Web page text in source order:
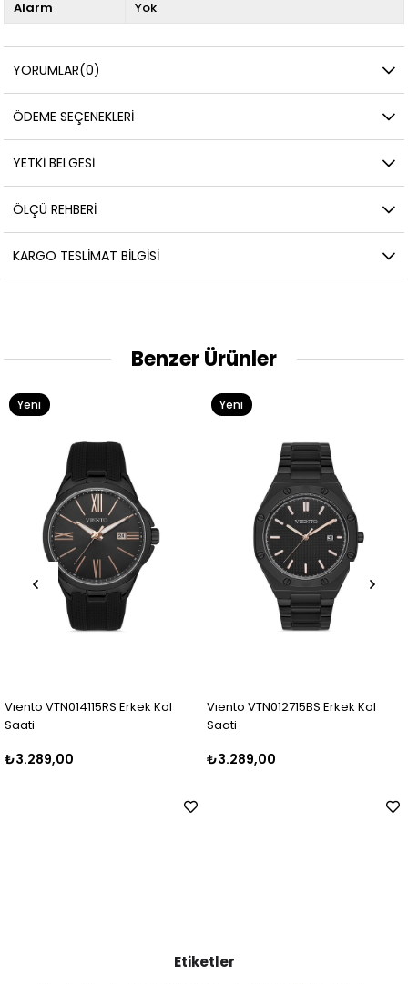
Alarm Yok
YORUMLAR(0)
ÖDEME SEÇENEKLERI
YETKİ BELGESİ
ÖLÇÜ REHBERI
KARGO TESLIMAT BILGISI
Benzer Ürünler
Erkek Kol
Vıento VTN012715BS Erkek Kol
₺3.289,00
Vıento
Etiketler